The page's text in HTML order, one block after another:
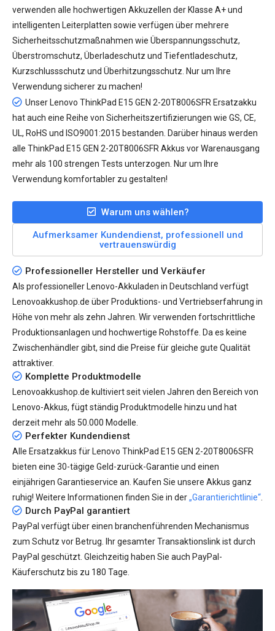
verwenden alle hochwertigen Akkuzellen der Klasse A+ und
intelligenten Leiterplatten sowie verfügen über mehrere
Sicherheitsschutzmaßnahmen wie Überspannungsschutz,
Überstromschutz, Überladeschutz und Tiefentladeschutz,
Kurzschlussschutz und Überhitzungsschutz. Nur um Ihre
Verwendung sicherer zu machen!
UnserLenovo ThinkPad E15 GEN 2-20T8006SFR Ersatzakku
hat auch eine Reihe von Sicherheitszertifizierungen wie GS, CE,
UL, RoHS und ISO9001:2015 bestanden. Darüber hinaus werden
alle ThinkPad E15 GEN 2-20T8006SFR Akkus vor Warenausgang
mehr als 100 strengen Tests unterzogen. Nur um Ihre
Verwendung komfortabler zu gestalten!
Warum uns wählen?
Aufmerksamer Kundendienst, professionell und
vertrauenswürdig
Professioneller Hersteller und Verkäufer
Als professioneller Lenovo-Akkuladen in Deutschland verfügt
Lenovoakkushop.de über Produktions- und Vertriebserfahrung in
Höhe von mehr als zehn Jahren. Wir verwenden fortschrittliche
Produktionsanlagen und hochwertige Rohstoffe. Da es keine
Zwischenhändler gibt, sind die Preise für gleiche gute Qualität
attraktiver.
Komplette Produktmodelle
Lenovoakkushop.de kultiviert seit vielen Jahren den Bereich von
Lenovo-Akkus, fügt ständig Produktmodelle hinzu und hat
derzeit mehr als 50.000 Modelle.
Perfekter Kundendienst
Alle Ersatzakkus für Lenovo ThinkPad E15 GEN 2-20T8006SFR
bieten eine 30-tägige Geld-zurück-Garantie und einen
einjährigen Garantieservice an. Kaufen Sie unsere Akkus ganz
ruhig! Weitere Informationen finden Sie in der„Garantierichtlinie“
Durch PayPal garantiert
PayPal verfügt über einen branchenführenden Mechanismus
zum Schutz vor Betrug. Ihr gesamter Transaktionslink ist durch
PayPal geschützt. Gleichzeitig haben Sie auch PayPal-
Käuferschutz bis zu 180 Tage.